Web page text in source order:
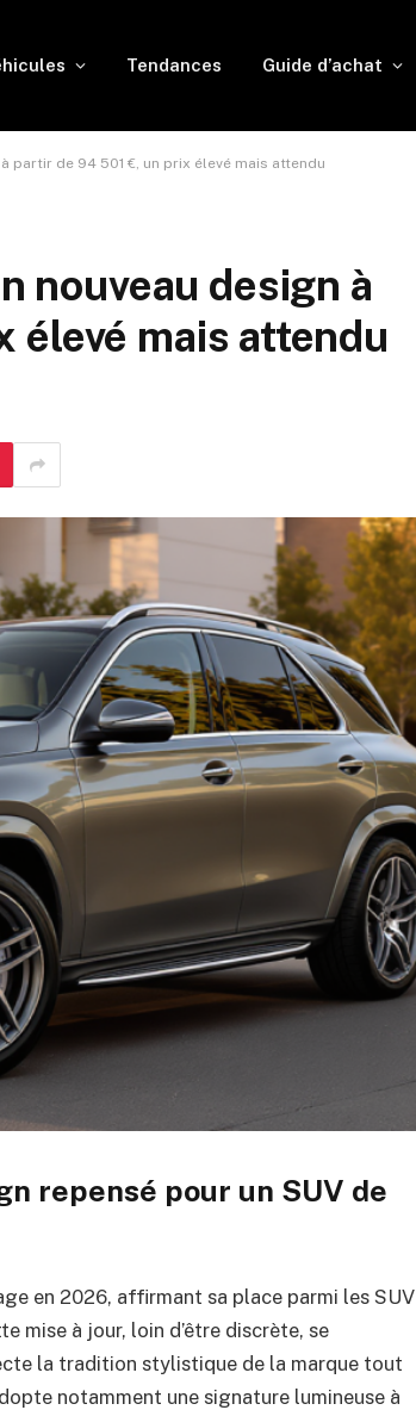
Tendances Guide d’achat
partir de 94 501 €, un prix élevé mais attendu
nouveau design à
élevé mais attendu
repensé pour un SUV de
en 2026, affirmant sa place parmi les SUV
mise à jour, loin d’être discrète, se
la tradition stylistique de la marque tout
notamment une signature lumineuse à